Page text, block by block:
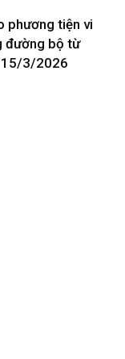
phương tiện vi
đường bộ từ
15/3/2026